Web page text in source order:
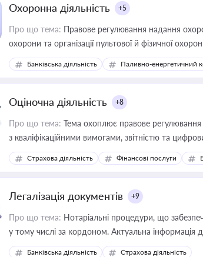
Охоронна діяльність +5
Про що тема: Правове регулювання надання
охорони та організації пультової й фізичної
Банківська діяльність Паливно-енергетичний
Оціночна діяльність +8
Про що тема: Тема охоплює правове регулювання
з кваліфікаційними вимогами, звітністю та
медійних змін у цій сфері корисне для власника
приватизації, оренди державного майна,
Страхова діяльність Фінансові послуги
Легалізація документів +9
Про що тема: Нотаріальні процедури, що
у тому числі за кордоном. Актуальна
ризиків недійсності та забезпечувати їх
Банківська діяльність Страхова діяльність